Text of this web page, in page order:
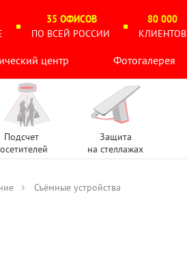
35 ОФИСОВ
ПО ВСЕЙ РОССИИ
80 000
КЛИЕНТОВ
центр Фотогалерея
Подсчет
Защита
на стеллажах
Съёмные устройства